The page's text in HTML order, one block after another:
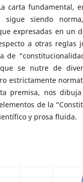
carta fundamental,
sigue siendo
expresadas en un
a otras reglas
de
se nutre de
estrictamente
premisa, nos
de la
y prosa fluida.